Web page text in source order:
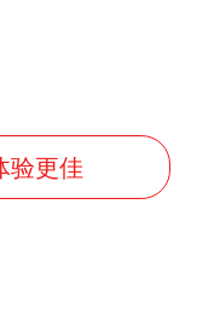
验更佳